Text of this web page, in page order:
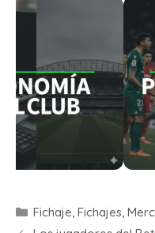
Fichaje, Fichajes,